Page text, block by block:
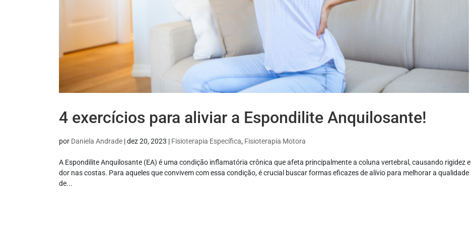
4 exercícios para aliviar a Espondilite Anquilosante!
por Daniela Andrade |dez 20, 2023 | Fisioterapia Específica, Fisioterapia Motora
A Espondilite Anquilosante (EA) é uma condição inflamatória crônica que afeta principalmente a coluna vertebral, causando rigidez e
dor nas costas. Para aqueles que convivem com essa condição, é crucial buscar formas eficazes de alívio para melhorar a qualidade
de...